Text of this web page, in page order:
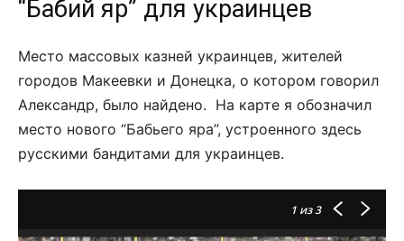
“Бабий яр” для украинцев
Место массовых казней украинцев, жителей
городов Макеевки и Донецка, о котором говорил
Александр, было найдено. На карте я обозначил
место нового “Бабьего яра”, устроенного здесь
русскими бандитами для украинцев.
1 из 3